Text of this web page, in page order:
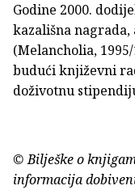
Godine 2000.
kazališna
(Melancholia,
budući književni
doživotnu
© Bilješke o
informacija